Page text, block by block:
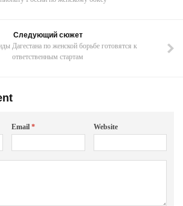
Следующий сюжет
Дагестана по женской борьбе готовятся к
ответственным стартам
Email* Website